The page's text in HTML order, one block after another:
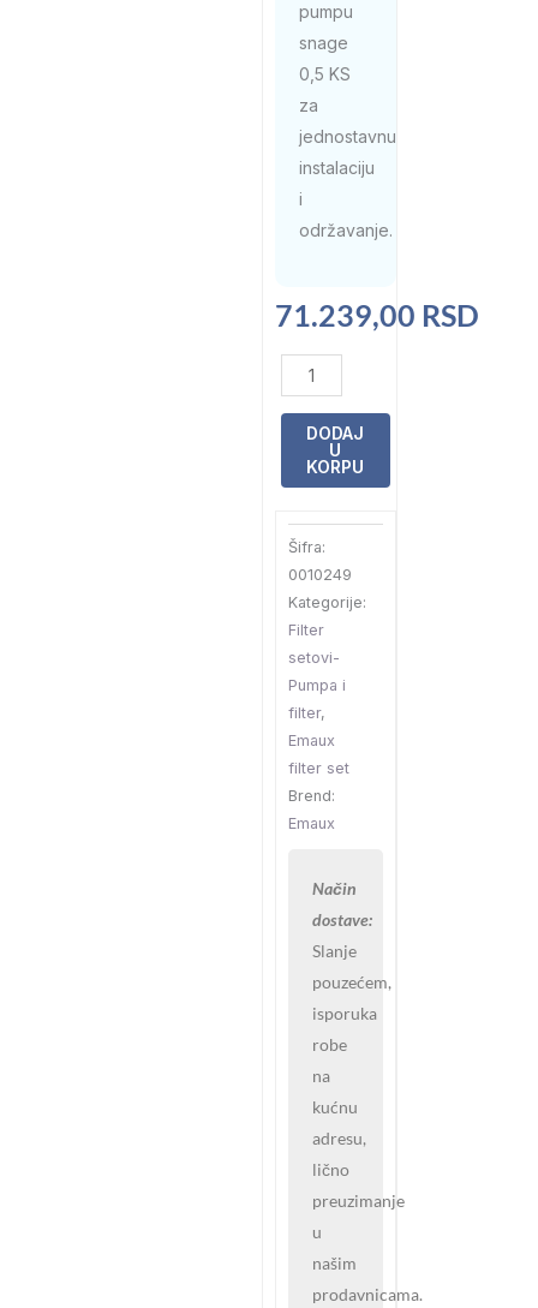
pumpu
snage
0,5 KS
za
jednostavnu
instalaciju
i
održavanje.
71.239,00 RSD
Filter
set
Emaux
Compact
FSP450-
12
M3/H
количина
DODAJ
U
KORPU
Šifra:
0010249
Kategorije:
Filter
setovi-
Pumpa i
filter,
Emaux
filter set
Brend:
Emaux
Način
dostave:
Slanje
pouzećem,
isporuka
robe
na
kućnu
adresu,
lično
preuzimanje
u
našim
prodavnicama.